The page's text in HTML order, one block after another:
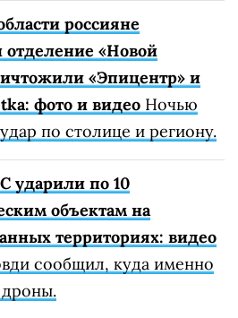
россияне
«Новой
«Эпицентр» и
фото и видео Ночью
по столице и региону.
ударили по 10
объектам на
территориях: видео
сообщил, куда именно